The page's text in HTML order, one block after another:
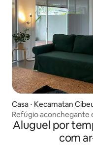
Casa ⋅ Kecamatan
Refúgio aconchegante
Aluguel por
com